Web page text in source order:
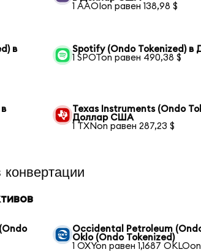
1 AAOIon равен 138,98 $
в
Spotify (Ondo Tokenized)
1 SPOTon равен 490,38 $
Texas Instruments (Ondo
Доллар США
1 TXNon равен 287,23 $
Occidental Petroleum
Oklo (Ondo Tokenized)
1 OXYon равен 1,1687 OKLOon